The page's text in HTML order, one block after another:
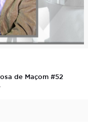
de Maçom #52